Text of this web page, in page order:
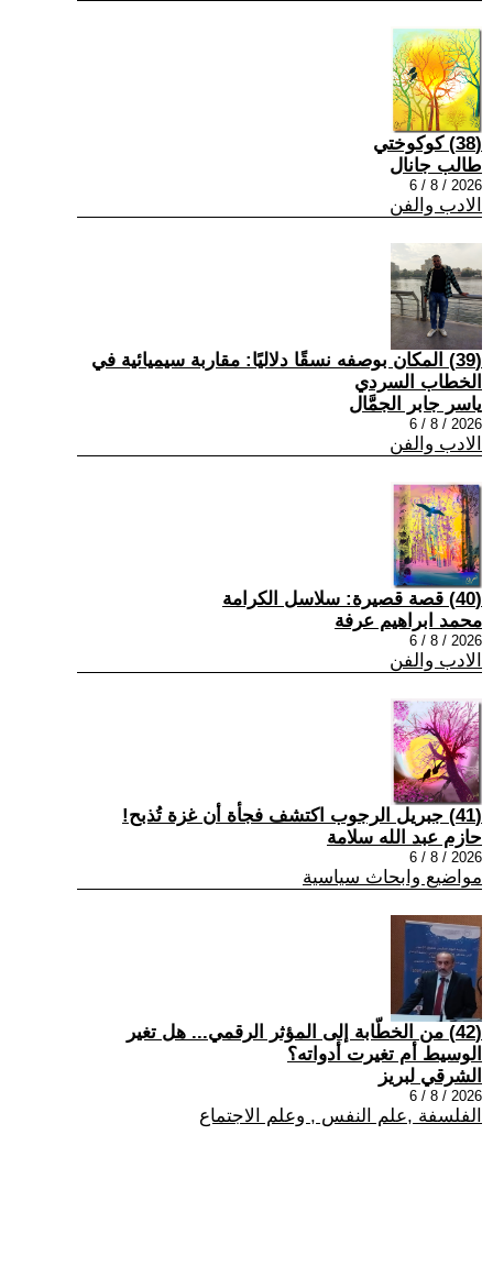
(38) كوكوختي
طالب جانال
2026 / 8 / 6
الادب والفن
(39) المكان بوصفه نسقًا دلاليًا: مقاربة سيميائية في
الخطاب السردي
ياسر جابر الجمَّال
2026 / 8 / 6
الادب والفن
(40) قصة قصيرة: سلاسل الكرامة
محمد ابراهيم عرفة
2026 / 8 / 6
الادب والفن
(41) جبريل الرجوب اكتشف فجأة أن غزة تُذبح!
حازم عبد الله سلامة
2026 / 8 / 6
مواضيع وابحاث سياسية
(42) من الخطّابة إلى المؤثر الرقمي... هل تغير
الوسيط أم تغيرت أدواته؟
الشرقي لبريز
2026 / 8 / 6
الفلسفة ,علم النفس , وعلم الاجتماع